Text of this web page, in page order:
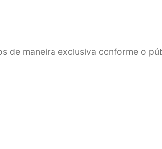
de maneira exclusiva conforme o